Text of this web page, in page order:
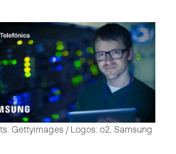
Gettyimages / Logos: o2, Samsung